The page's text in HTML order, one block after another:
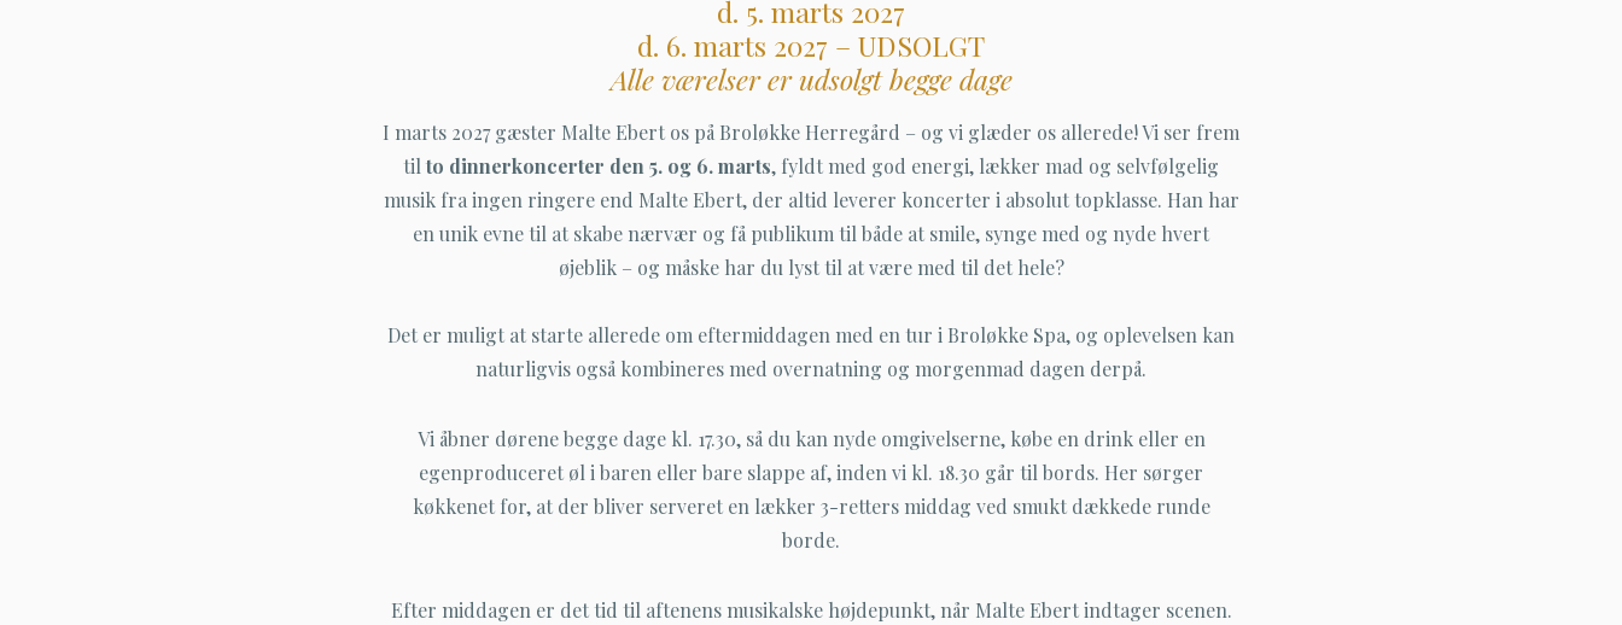
d. 5. marts 2027
d. 6. marts 2027 – UDSOLGT
Alle værelser er udsolgt begge dage
I marts 2027 gæster Malte Ebert os på Broløkke Herregård – og vi glæder os allerede! Vi ser frem
til to dinnerkoncerter den 5. og 6. marts, fyldt med god energi, lækker mad og selvfølgelig
musik fra ingen ringere end Malte Ebert, der altid leverer koncerter i absolut topklasse. Han har
en unik evne til at skabe nærvær og få publikum til både at smile, synge med og nyde hvert
øjeblik – og måske har du lyst til at være med til det hele?
Det er muligt at starte allerede om eftermiddagen med en tur i Broløkke Spa, og oplevelsen kan
naturligvis også kombineres med overnatning og morgenmad dagen derpå.
Vi åbner dørene begge dage kl. 17.30, så du kan nyde omgivelserne, købe en drink eller en
egenproduceret øl i baren eller bare slappe af, inden vi kl. 18.30 går til bords. Her sørger
køkkenet for, at der bliver serveret en lækker 3-retters middag ved smukt dækkede runde
borde.
Efter middagen er det tid til aftenens musikalske højdepunkt, når Malte Ebert indtager scenen.